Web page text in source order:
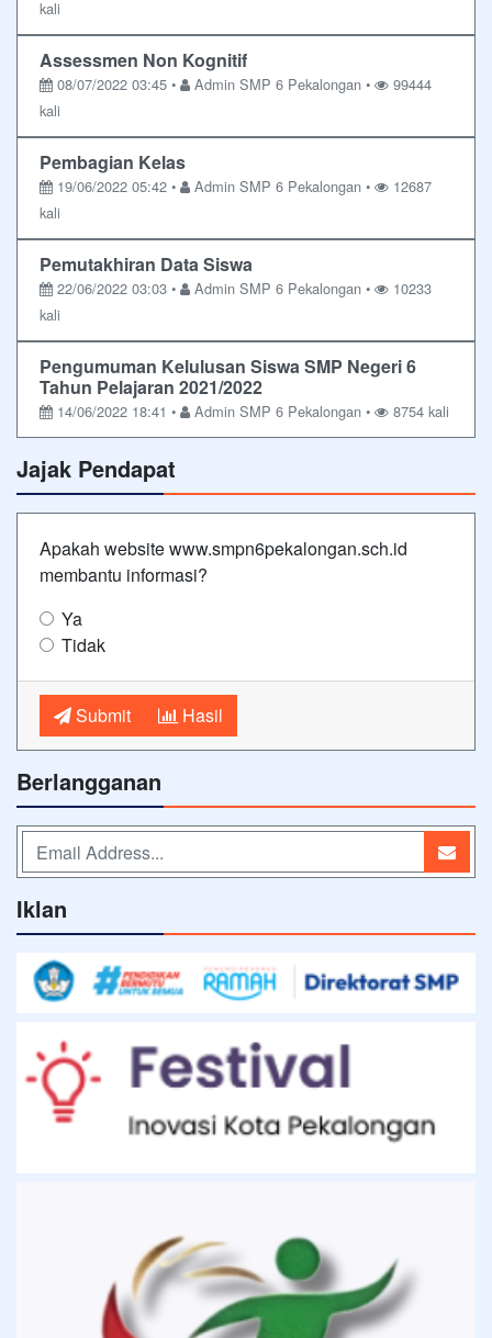
kali
Assessmen Non Kognitif
08/07/2022 03:45 • Admin SMP 6 Pekalongan •
99444
kali
Pembagian Kelas
19/06/2022 05:42 • Admin SMP 6 Pekalongan •
12687
kali
Pemutakhiran Data Siswa
22/06/2022 03:03 • Admin SMP 6 Pekalongan •
10233
kali
Pengumuman Kelulusan Siswa SMP Negeri 6
Tahun Pelajaran 2021/2022
14/06/2022 18:41 • Admin SMP 6 Pekalongan • 8754 kali
Jajak Pendapat
Apakah website www.smpn6pekalongan.sch.id
membantu informasi?
Ya
Tidak
Submit Hasil
Berlangganan
Iklan